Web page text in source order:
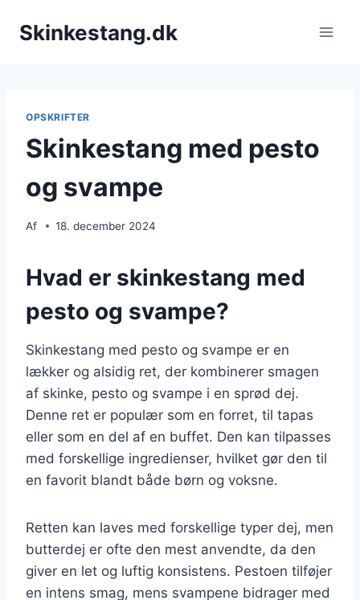
Skinkestang.dk
OPSKRIFTER
Skinkestang med pesto
og svampe
Af 18. december 2024
Hvad er skinkestang med
pesto og svampe?
Skinkestang med pesto og svampe er en
lækker og alsidig ret, der kombinerer smagen
af skinke, pesto og svampe i en sprød dej.
Denne ret er populær som en forret, til tapas
eller som en del af en buffet. Den kan tilpasses
med forskellige ingredienser, hvilket gør den til
en favorit blandt både børn og voksne.
Retten kan laves med forskellige typer dej, men
butterdej er ofte den mest anvendte, da den
giver en let og luftig konsistens. Pestoen tilføjer
en intens smag, mens svampene bidrager med